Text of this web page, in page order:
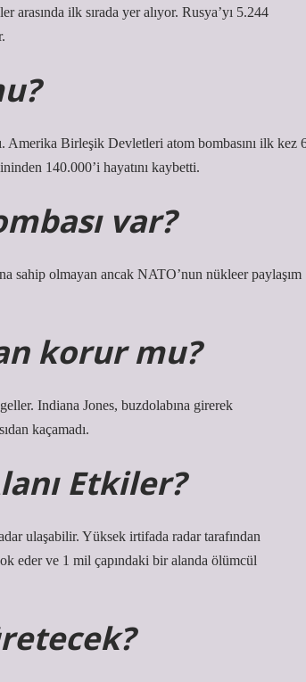
arasında ilk sırada yer alıyor. Rusya’yı 5.244
Amerika Birleşik Devletleri atom bombasını ilk kez
140.000’i hayatını kaybetti.
var?
sahip olmayan ancak NATO’nun nükleer paylaşım
korur mu?
Indiana Jones, buzdolabına girerek
kaçamadı.
Etkiler?
ulaşabilir. Yüksek irtifada radar tarafından
eder ve 1 mil çapındaki bir alanda ölümcül